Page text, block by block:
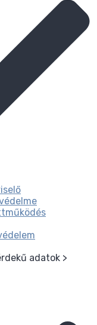
adatok >